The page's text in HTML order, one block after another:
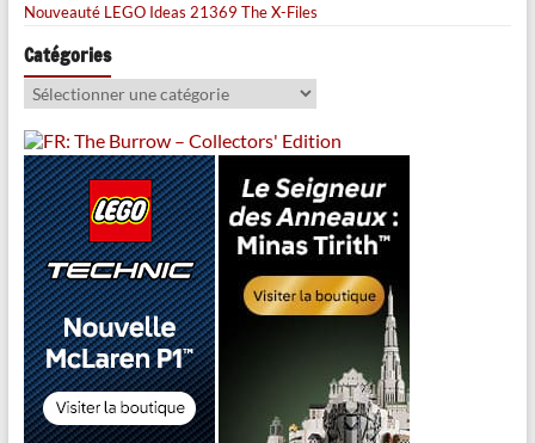
Nouveauté LEGO Ideas 21369 The X-Files
Catégories
Catégories